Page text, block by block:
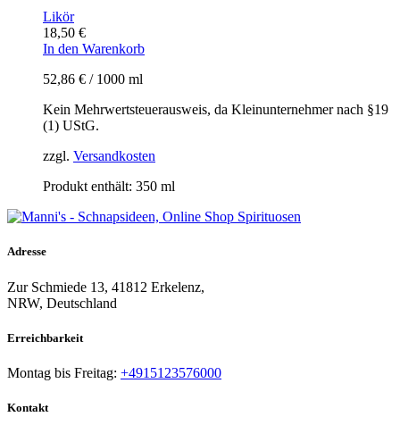
Likör
18,50 €
In den Warenkorb
52,86 € / 1000 ml
Kein Mehrwertsteuerausweis, da Kleinunternehmer nach §19
(1) UStG.
zzgl. Versandkosten
Produkt enthält: 350 ml
Adresse
Zur Schmiede 13, 41812 Erkelenz,
NRW, Deutschland
Erreichbarkeit​
Montag bis Freitag: +4915123576000
Kontakt